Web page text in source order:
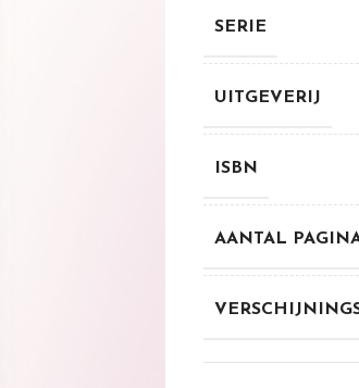
SERIE
UITGEVERIJ
ISBN
AANTAL